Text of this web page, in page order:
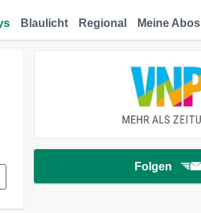
Blaulicht Regional Meine Abos
Folgen